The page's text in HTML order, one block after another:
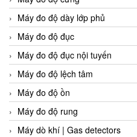
Máy đo độ dày lớp phủ
Máy đo độ đục
Máy đo độ đục nội tuyến
Máy đo độ lệch tâm
Máy đo độ ồn
Máy đo độ rung
Máy dò khí | Gas detectors